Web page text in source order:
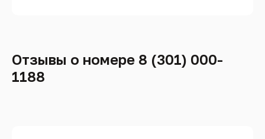
Отзывы о номере 8 (301) 000-
1188